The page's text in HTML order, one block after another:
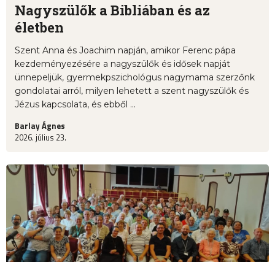
Nagyszülők a Bibliában és az
életben
Szent Anna és Joachim napján, amikor Ferenc pápa
kezdeményezésére a nagyszülők és idősek napját
ünnepeljük, gyermekpszichológus nagymama szerzőnk
gondolatai arról, milyen lehetett a szent nagyszülők és
Jézus kapcsolata, és ebből ...
Barlay Ágnes
2026. július 23.